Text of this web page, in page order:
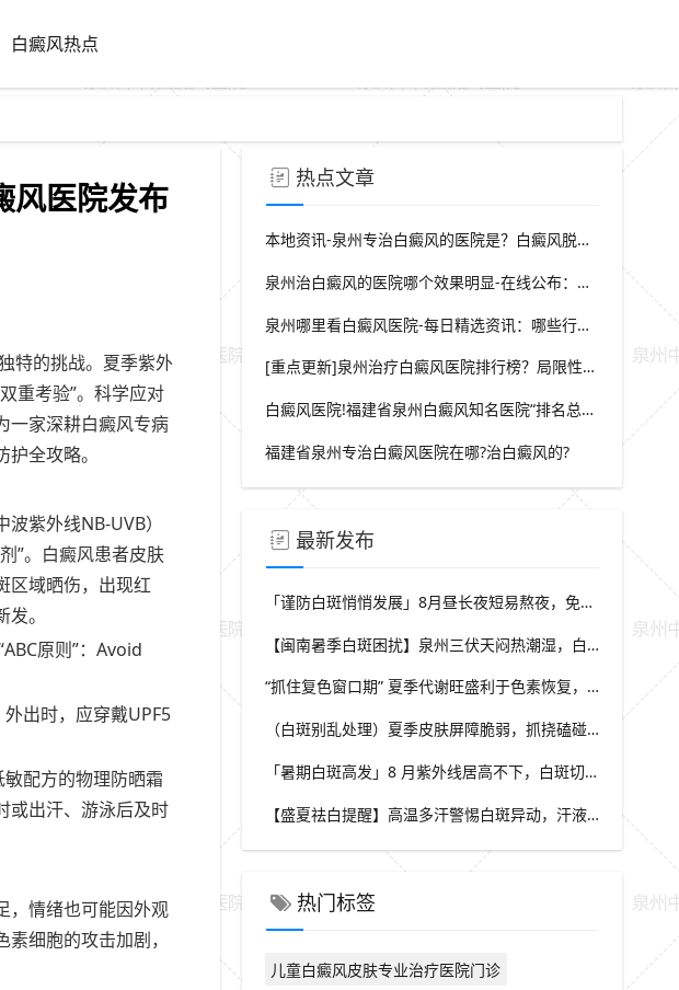
白癜风热点
风医院发布
特的挑战。夏季紫外
重考验”。科学应对
一家深耕白癜风专病
全攻略。
紫外线NB-UVB）
”。白癜风患者皮肤
区域晒伤，出现红
。
原则”：Avoid
出时，应穿戴UPF5
配方的物理防晒霜
或出汗、游泳后及时
，情绪也可能因外观
细胞的攻击加剧，
热点文章
本地资讯-泉州专治白癜风的医院是？白癜风脱屑是什么症状？
泉州治白癜风的医院哪个效果明显-在线公布：生活中哪些因素会诱发出白癜风
泉州哪里看白癜风医院-每日精选资讯：哪些行为会导致白癜风白斑在长
[重点更新]泉州治疗白癜风医院排行榜？局限性白癜风早期症状？
白癜风医院!福建省泉州白癜风知名医院“排名总榜公开”福建省泉州治白癜风那家医院较好“强势推荐”?
福建省泉州专治白癜风医院在哪?治白癜风的?
最新发布
「谨防白斑悄悄发展」8月昼长夜短易熬夜，免疫力波动干扰黑素细胞，福建泉州中科白癜风医院教你安稳度过白癜风高发季
【闽南暑季白斑困扰】泉州三伏天闷热潮湿，白斑患者出汗后及时清洁，福建泉州中科白癜风医院解析夏季白斑诱因
“抓住复色窗口期” 夏季代谢旺盛利于色素恢复，做好养护结合规范干预，福建泉州中科白癜风医院助力白斑科学复色
（白斑别乱处理）夏季皮肤屏障脆弱，抓挠磕碰可催生新白斑，福建泉州中科白癜风医院科普盛夏白癜风防护小常识
「暑期白斑高发」8 月紫外线居高不下，白斑切勿盲目暴晒，福建泉州中科白癜风医院提醒做好科学防晒规避扩散风险
【盛夏祛白提醒】高温多汗警惕白斑异动，汗液刺激易诱发同形反应，福建泉州中科白癜风医院分享夏季白斑稳护要点
热门标签
儿童白癜风皮肤专业治疗医院门诊